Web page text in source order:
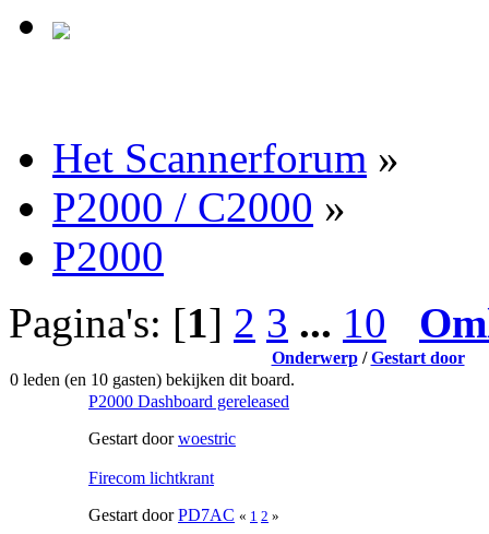
Het Scannerforum »
P2000 / C2000 »
P2000
Pagina's: [1] 2 3 ... 10
Onderwerp/Gestart door
0 leden (en 10 gasten) bekijken dit board.
P2000 Dashboard gereleased
Gestart doorwoestric
Firecom lichtkrant
Gestart doorPD7AC « 1 2 »